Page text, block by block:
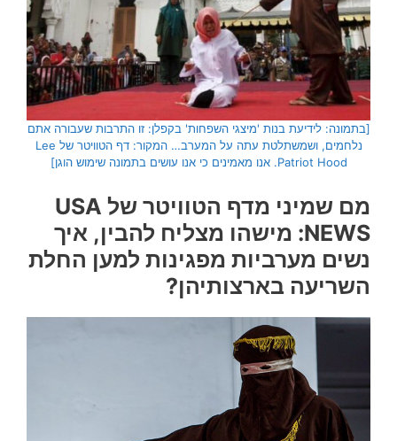
[בתמונה: לידיעת בנות 'מיצגי השפחות' בקפלן: זו התרבות שעבורה אתם
נלחמים, ושמשתלטת עתה על המערב… המקור: דף הטוויטר של Lee
Patriot Hood. אנו מאמינים כי אנו עושים בתמונה שימוש הוגן]
מם שמיני מדף הטוויטר של USA
NEWS: מישהו מצליח להבין, איך
נשים מערביות מפגינות למען החלת
השריעה בארצותיהן?